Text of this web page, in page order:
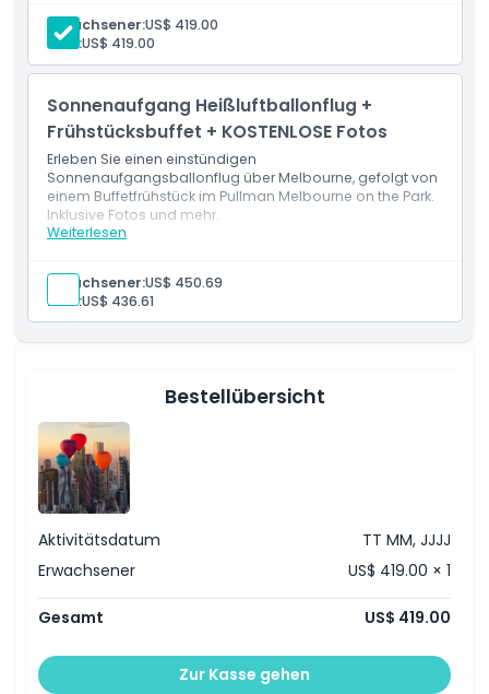
Öffnungszeiten
Dinge, die Sie wissen sollten
Ort
Stornierungsbedingungen
Melbourne
Kostenlose Fotos während des Fluges
Erwachsener:US$ 419.00
Kind:US$ 419.00
Sonnenaufgang Heißluftballonflug +
Frühstücksbuffet + KOSTENLOSE Fotos
Erleben Sie einen einstündigen
Sonnenaufgangsballonflug über Melbourne, gefolgt von
einem Buffetfrühstück im Pullman Melbourne on the Park.
Inklusive Fotos und mehr.
Weiterlesen
Leistungen
Melbourne
Buffetfrühstück im Pullman Melbourne on the Park
Kostenlose Fotos während des Fluges
Erwachsener:US$ 450.69
Kind:US$ 436.61
Bestellübersicht
Aktivitätsdatum
TT MM, JJJJ
Erwachsener
US$ 419.00 × 1
Gesamt US$ 419.00
Zur Kasse gehen